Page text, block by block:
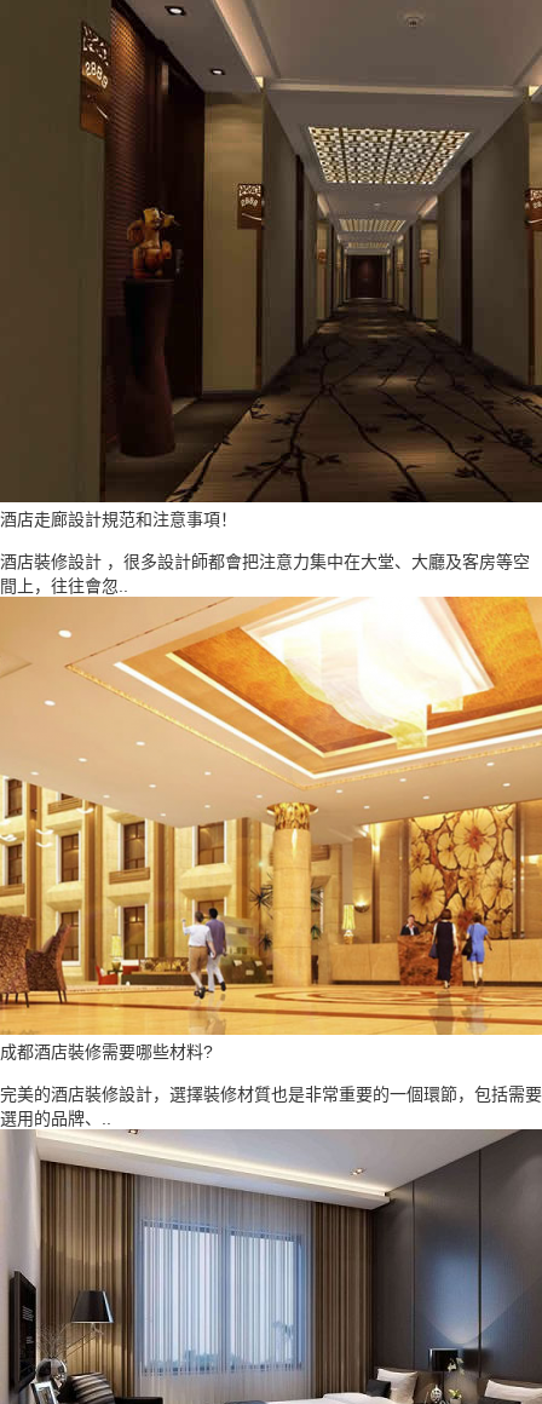
酒店走廊設計規范和注意事項！
酒店裝修設計 ，很多設計師都會把注意力集中在大堂、大廳及客房等空
間上，往往會忽..
成都酒店裝修需要哪些材料?
完美的酒店裝修設計，選擇裝修材質也是非常重要的一個環節，包括需要
選用的品牌、..